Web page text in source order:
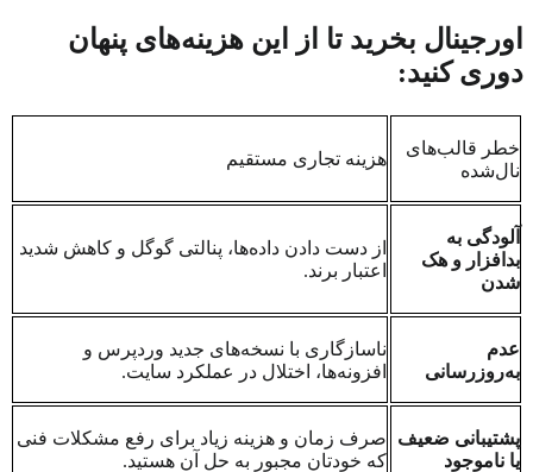
اورجینال بخرید تا از این هزینه‌های پنهان
دوری کنید:
خطر قالب‌های
نال‌شده
هزینه تجاری مستقیم
آلودگی به
بدافزار و هک
شدن
از دست دادن داده‌ها، پنالتی گوگل و کاهش شدید
اعتبار برند.
عدم
به‌روزرسانی
ناسازگاری با نسخه‌های جدید وردپرس و
افزونه‌ها، اختلال در عملکرد سایت.
پشتیبانی ضعیف
یا ناموجود
صرف زمان و هزینه زیاد برای رفع مشکلات فنی
که خودتان مجبور به حل آن هستید.